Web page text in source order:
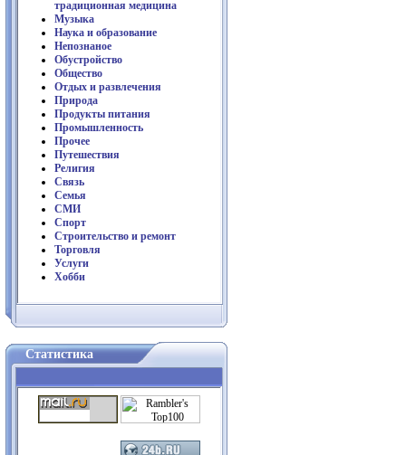
традиционная медицина
Музыка
Наука и образование
Непознаное
Обустройство
Общество
Отдых и развлечения
Природа
Продукты питания
Промышленность
Прочее
Путешествия
Религия
Связь
Семья
СМИ
Спорт
Строительство и ремонт
Торговля
Услуги
Хобби
Статистика